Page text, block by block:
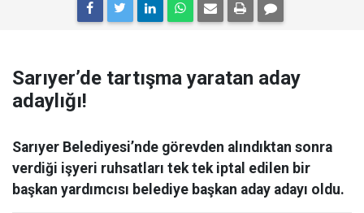
Sarıyer’de tartışma yaratan aday
adaylığı!
Sarıyer Belediyesi’nde görevden alındıktan sonra
verdiği işyeri ruhsatları tek tek iptal edilen bir
başkan yardımcısı belediye başkan aday adayı oldu.